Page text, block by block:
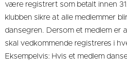
være registrert som betalt innen
klubben sikre at alle medlemmer
dansegren. Dersom et medlem er
skal vedkommende registreres i
Eksempelvis: Hvis et medlem